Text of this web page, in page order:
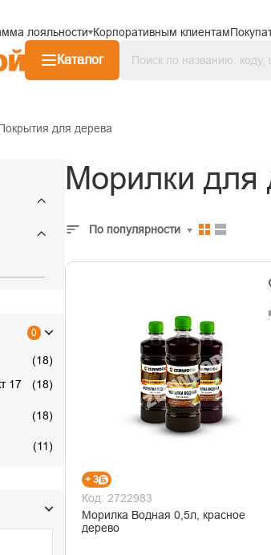
лояльности Корпоративным клиентам
Каталог
для дерева
0
(18)
17
(18)
(18)
(11)
Морилки для
По популярности
+ 3
Код: 2722983
Морилка Водная 0,5л, красное
дерево